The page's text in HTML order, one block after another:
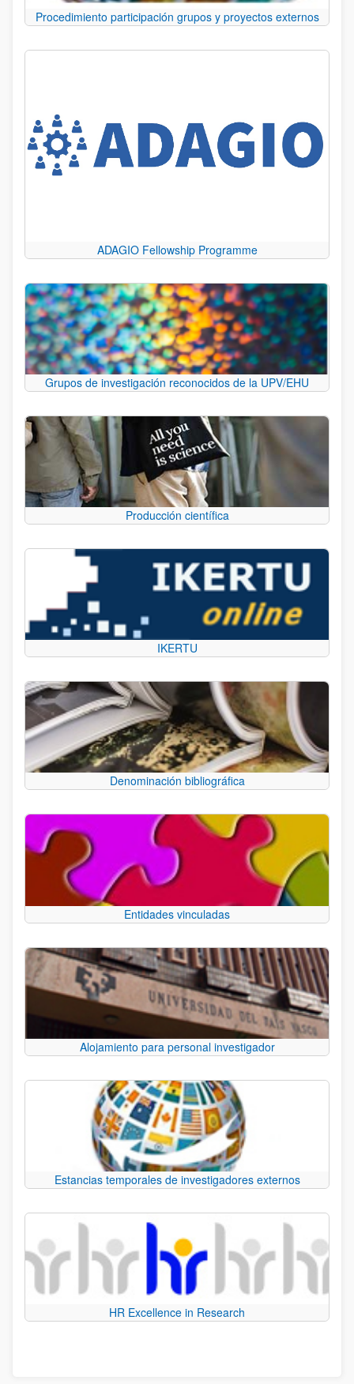
Procedimiento participación grupos y proyectos externos
ADAGIO Fellowship Programme
Grupos de investigación reconocidos de la UPV/EHU
Producción científica
IKERTU
Denominación bibliográfica
Entidades vinculadas
Alojamiento para personal investigador
Estancias temporales de investigadores externos
HR Excellence in Research